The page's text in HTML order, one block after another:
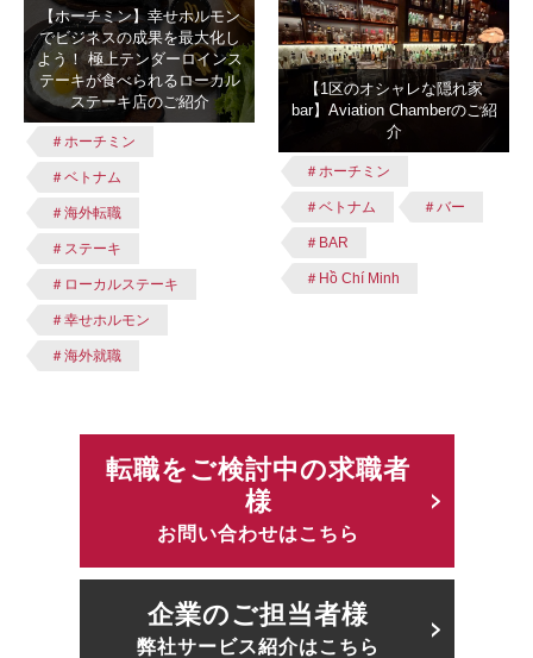
【ホーチミン】幸せホルモン
でビジネスの成果を最大化し
よう！ 極上テンダーロインス
テーキが食べられるローカル
ステーキ店のご紹介
＃ホーチミン
＃ベトナム
＃海外転職
＃ステーキ
＃ローカルステーキ
＃幸せホルモン
＃海外就職
【1区のオシャレな隠れ家
bar】Aviation Chamberのご紹
介
＃ホーチミン
＃ベトナム ＃バー
＃BAR
＃Hồ Chí Minh
転職をご検討中の求職者
様
お問い合わせはこちら
企業のご担当者様
弊社サービス紹介はこちら